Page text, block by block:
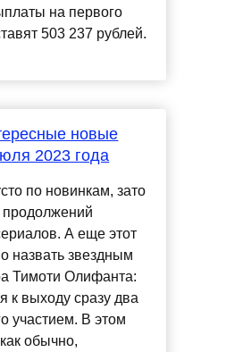
на первого
503 237 рублей.
новые
2023 года
по новинкам, зато
продолжений
А еще этот
назвать звездным
Тимоти Олифанта:
к выходу сразу два
участием. В этом
обычно,